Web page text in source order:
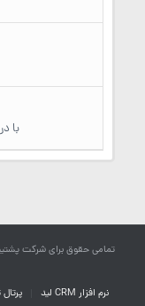
با
تمامی حقوق برای شرکت
نرم افزار CRM لید